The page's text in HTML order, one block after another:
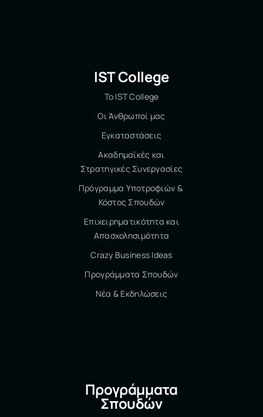
IST College
Το IST College
Οι Άνθρωποί μας
Εγκαταστάσεις
Ακαδημαϊκές και
Στρατηγικές Συνεργασίες
Πρόγραμμα Υποτροφιών &
Κόστος Σπουδών
Επιχειρηματικότητα και
Απασχολησιμότητα
Crazy Business Ideas
Προγράμματα Σπουδών
Νέα & Εκδηλώσεις
Προγράμματα
Σπουδών